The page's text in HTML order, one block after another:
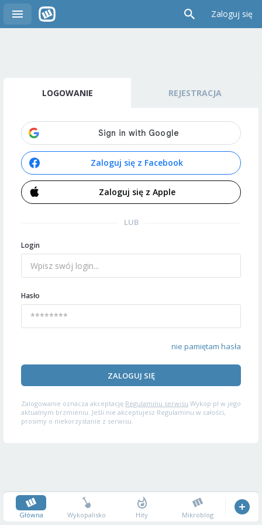
Zaloguj się
LOGOWANIE REJESTRACJA
Zaloguj się z Facebook
Zaloguj się z Apple
LUB
Login
Hasło
nie pamiętam hasła
ZALOGUJ SIĘ
Zalogowanie oznacza akceptację Regulaminu serwisu Wykop.pl w jego
aktualnym brzmieniu. Jeśli nie akceptujesz Regulaminu w całości,
prosimy o niekorzystanie z serwisu.
Główna Wykopalisko Hity Mikroblog